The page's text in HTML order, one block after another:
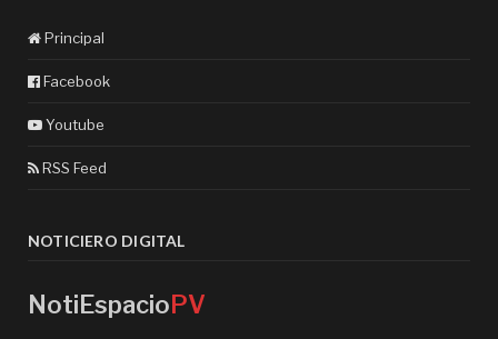
Principal
Facebook
Youtube
RSS Feed
NOTICIERO DIGITAL
NotiEspacioPV